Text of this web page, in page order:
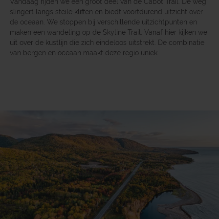
slingert langs steile kliffen en biedt voortdurend uitzicht over
de oceaan. We stoppen bij verschillende uitzichtpunten en
maken een wandeling op de Skyline Trail. Vanaf hier kijken we
uit over de kustlijn die zich eindeloos uitstrekt. De combinatie
van bergen en oceaan maakt deze regio uniek.